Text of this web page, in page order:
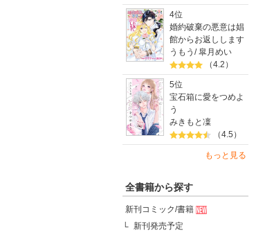
4位
婚約破棄の悪意は娼
館からお返しします
うもう /皐月めい
（4.2）
5位
宝石箱に愛をつめよ
う
みきもと凜
（4.5）
もっと見る
全書籍から探す
新刊コミック/書籍
新刊発売予定